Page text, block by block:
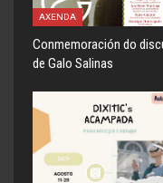
AXENDA
Conmemoración do
de Galo Salinas